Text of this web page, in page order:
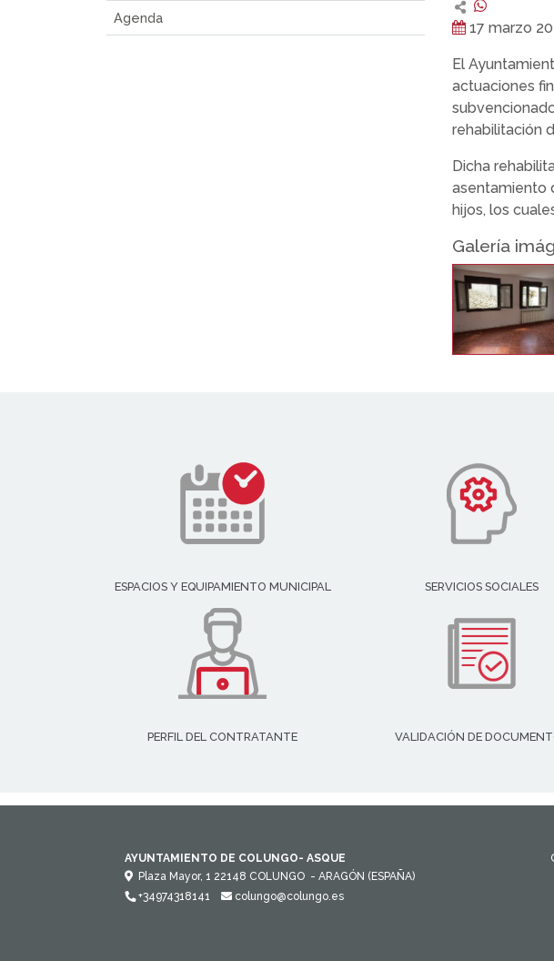
Agenda
17 marzo
El
actuaciones
rehabilitación
Dicha
asentamiento
hijos, los
Galería
ESPACIOS Y EQUIPAMIENTO MUNICIPAL SERVICIOS SOCIALES
PERFIL DEL CONTRATANTE VALIDACIÓN DE
AYUNTAMIENTO DE COLUNGO- ASQUE
Plaza Mayor, 1 22148 COLUNGO - ARAGÓN (ESPAÑA)
+34974318141
colungo@colungo.es